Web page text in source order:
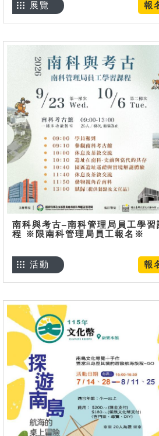
報
展覽
南科與考古–南科管理局員工學習
程 ※限南科管理局員工報名※
報
活動